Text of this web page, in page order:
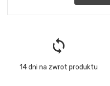
loop
14 dni na zwrot produktu